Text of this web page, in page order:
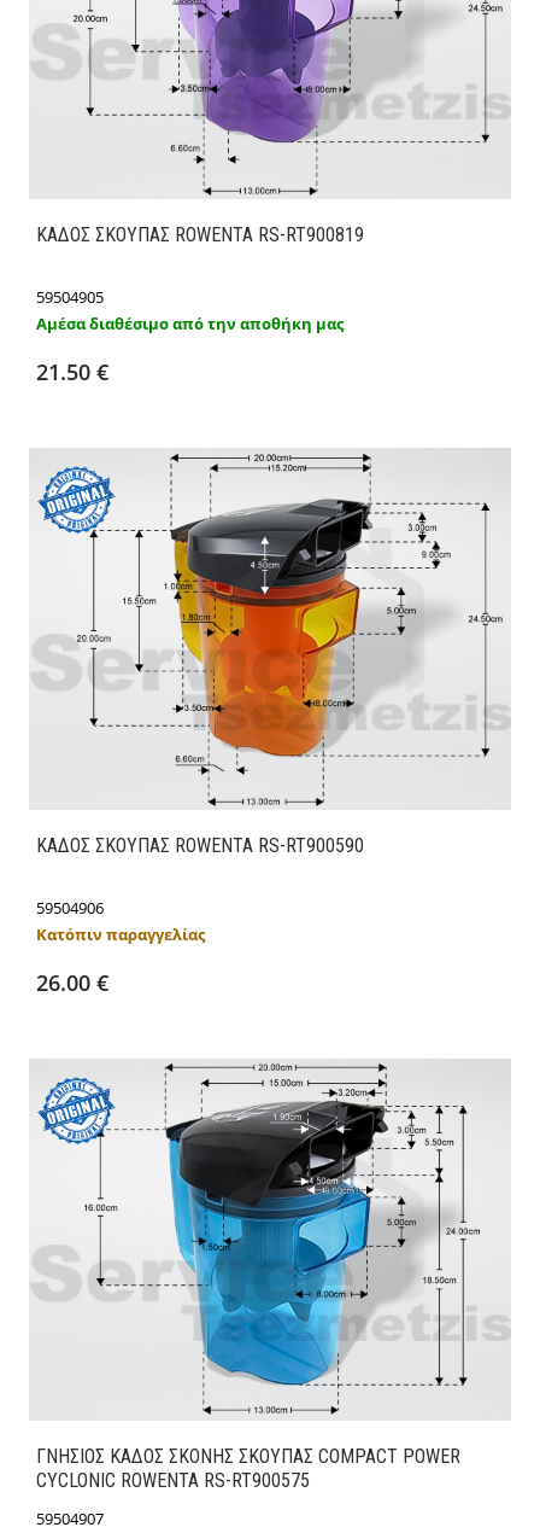
ΚΑΔΟΣ ΣΚΟΥΠΑΣ ROWENTA RS-RT900819
59504905
Αμέσα διαθέσιμο από την αποθήκη μας
21.50 €
Προσθήκη στο καλάθι
ΚΑΔΟΣ ΣΚΟΥΠΑΣ ROWENTA RS-RT900590
59504906
Κατόπιν παραγγελίας
26.00 €
ΓΝΗΣΙΟΣ ΚΑΔΟΣ ΣΚΟΝΗΣ ΣΚΟΥΠΑΣ COMPACT POWER
CYCLONIC ROWENTA RS-RT900575
59504907